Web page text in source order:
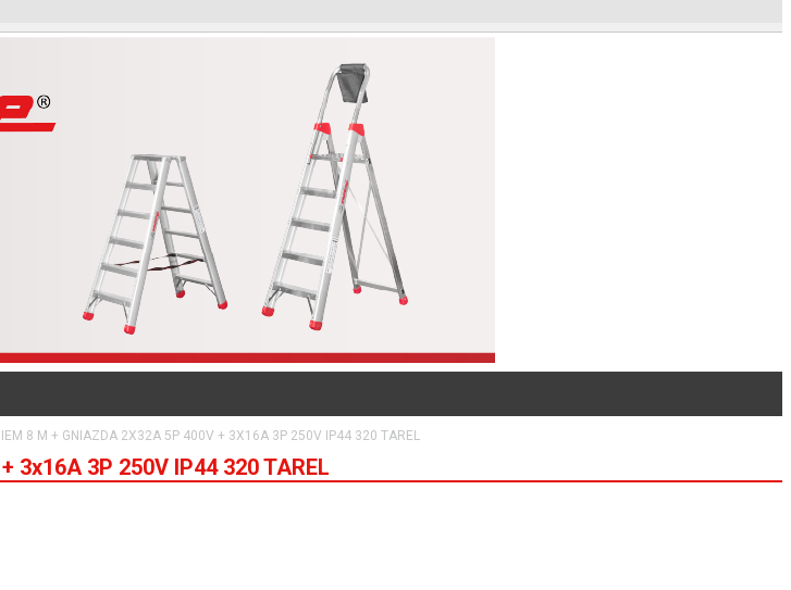
8 M + GNIAZDA 2X32A 5P 400V + 3X16A 3P 250V IP44 320 TAREL
3x16A 3P 250V IP44 320 TAREL